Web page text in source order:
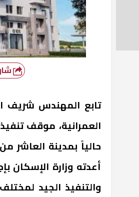
تابع المهندس شريف
العمرانية، موقف
حالياً بمدينة
والتنفيذ الجيد